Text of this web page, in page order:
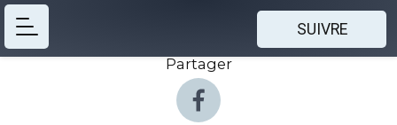
SUIVRE
Partager